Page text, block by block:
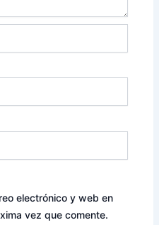
electrónico y web en
vez que comente.